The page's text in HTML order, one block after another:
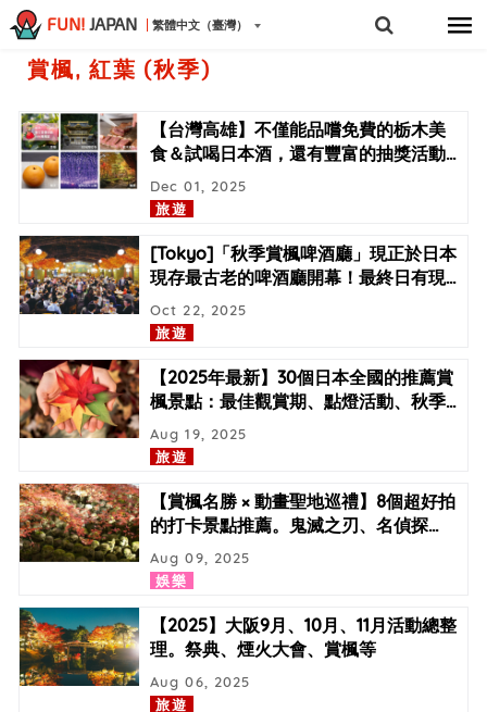
FUN! JAPAN 繁體中文（臺灣）
賞楓, 紅葉 (秋季)
【台灣高雄】不僅能品嚐免費的栃木美
食＆試喝日本酒，還有豐富的抽獎活動…
旅遊
Dec 01, 2025
[Tokyo]「秋季賞楓啤酒廳」現正於日本
現存最古老的啤酒廳開幕！最終日有現…
旅遊
Oct 22, 2025
【2025年最新】30個日本全國的推薦賞
楓景點：最佳觀賞期、點燈活動、秋季…
旅遊
Aug 19, 2025
【賞楓名勝 × 動畫聖地巡禮】8個超好拍
的打卡景點推薦。鬼滅之刃、名偵探…
娛樂
Aug 09, 2025
【2025】大阪9月、10月、11月活動總整
理。祭典、煙火大會、賞楓等
旅遊
Aug 06, 2025